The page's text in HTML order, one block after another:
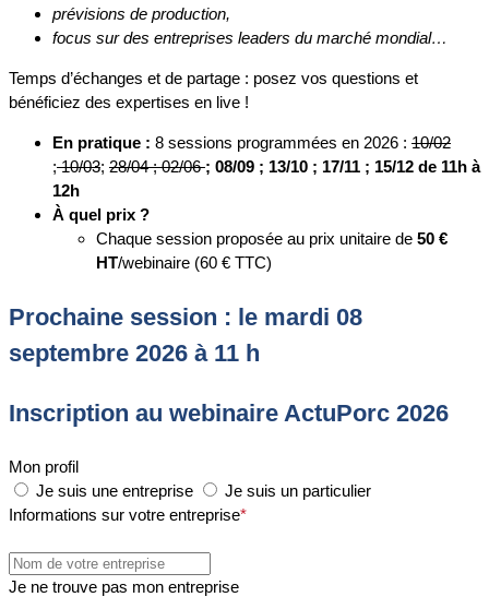
prévisions de production,
focus sur des entreprises leaders du marché mondial…
Temps d’échanges et de partage : posez vos questions et
bénéficiez des expertises en live !
En pratique : 8 sessions programmées en 2026 : 10/02
;10/03; 28/04 ; 02/06; 08/09 ; 13/10 ; 17/11 ; 15/12 de 11h à
12h
À quel prix ?
Chaque session proposée au prix unitaire de 50 €
HT/webinaire (60 € TTC)
Prochaine session : le mardi 08
septembre 2026 à 11 h
Inscription au webinaire ActuPorc 2026
Mon profil
Je suis une entreprise
Je suis un particulier
Informations sur votre entreprise*
Je ne trouve pas mon entreprise